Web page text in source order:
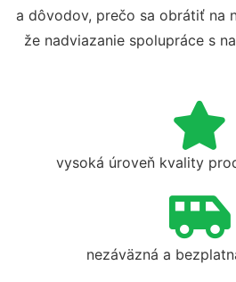
a dôvodov, prečo sa obrátiť na
že nadviazanie spolupráce s
vysoká úroveň kvality
nezáväzná a